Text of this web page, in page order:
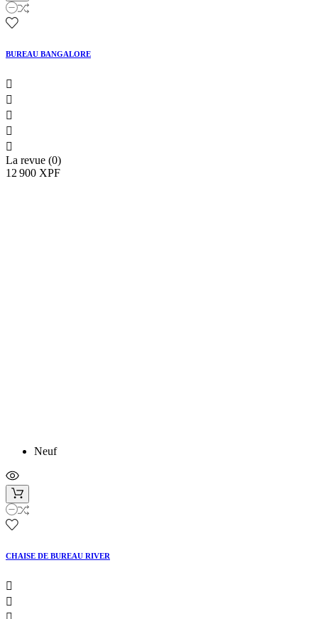
BUREAU BANGALORE





La revue (0)
12 900 XPF
Neuf
CHAISE DE BUREAU RIVER

